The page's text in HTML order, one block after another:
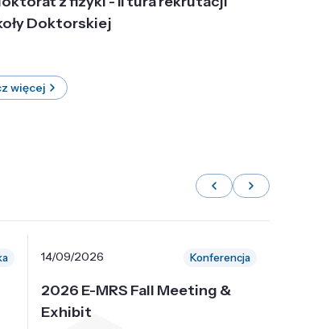
Doktorskiej
więcej
14/09/2026 Konferencja
2026 E-MRS Fall Meeting &
Exhibit